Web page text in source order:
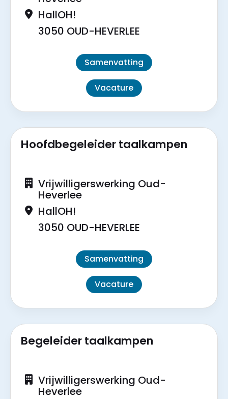
HallOH!
3050 OUD-HEVERLEE
Samenvatting
Vacature
Hoofdbegeleider taalkampen
Vrijwilligerswerking Oud-
Heverlee
HallOH!
3050 OUD-HEVERLEE
Samenvatting
Vacature
Begeleider taalkampen
Vrijwilligerswerking Oud-
Heverlee